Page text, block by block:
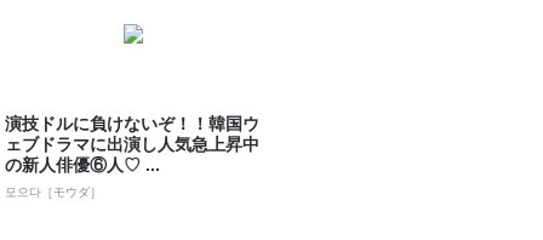
演技ドルに負けないぞ！！韓国ウ
ェブドラマに出演し人気急上昇中
の新人俳優⑥人♡ ...
모으다［モウダ］